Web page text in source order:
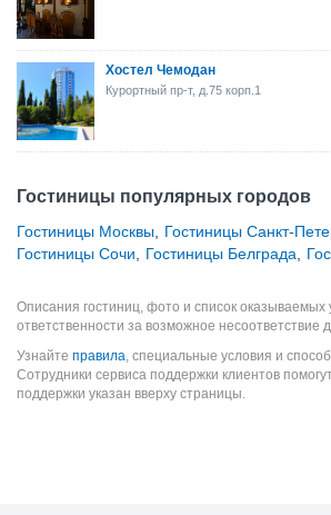
Хостел Чемодан
Курортный пр-т, д.75 корп.1
Гостиницы популярных городов
Гостиницы Москвы Гостиницы Санкт-
Гостиницы Сочи
Гостиницы Белграда
Описания гостиниц, фото и список
ответственности за возможное
Узнайте правила, специальные условия и
Сотрудники сервиса поддержки клиентов
поддержки указан вверху страницы.